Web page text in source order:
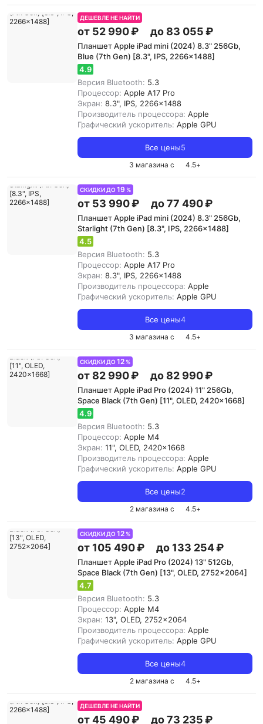
ДЕШЕВЛЕ НЕ НАЙТИ
от 52 990 ₽ до 83 055 ₽
Планшет Apple iPad mini (2024) 8.3" 256Gb,
Blue (7th Gen) [8.3", IPS, 2266x1488]
4.9
Версия Bluetooth: 5.3
Процессор: Apple A17 Pro
Экран: 8.3", IPS, 2266x1488
Производитель процессора: Apple
Графический ускоритель: Apple GPU
Все цены5
3 магазина с 4.5+
СКИДКИ ДО19 %
от 53 990 ₽ до 77 490 ₽
Планшет Apple iPad mini (2024) 8.3" 256Gb,
Starlight (7th Gen) [8.3", IPS, 2266x1488]
4.5
Версия Bluetooth: 5.3
Процессор: Apple A17 Pro
Экран: 8.3", IPS, 2266x1488
Производитель процессора: Apple
Графический ускоритель: Apple GPU
Все цены4
3 магазина с 4.5+
СКИДКИ ДО12 %
от 82 990 ₽ до 82 990 ₽
Планшет Apple iPad Pro (2024) 11" 256Gb,
Space Black (7th Gen) [11", OLED, 2420x1668]
4.9
Версия Bluetooth: 5.3
Процессор: Apple M4
Экран: 11", OLED, 2420x1668
Производитель процессора: Apple
Графический ускоритель: Apple GPU
Все цены2
2 магазина с 4.5+
СКИДКИ ДО12 %
от 105 490 ₽ до 133 254 ₽
Планшет Apple iPad Pro (2024) 13" 512Gb,
Space Black (7th Gen) [13", OLED, 2752x2064]
4.7
Версия Bluetooth: 5.3
Процессор: Apple M4
Экран: 13", OLED, 2752x2064
Производитель процессора: Apple
Графический ускоритель: Apple GPU
Все цены4
2 магазина с 4.5+
ДЕШЕВЛЕ НЕ НАЙТИ
от 45 490 ₽ до 73 235 ₽